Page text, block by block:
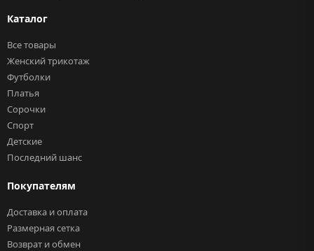
Каталог
Все товары
Женский трикотаж
Футболки
Платья
Сорочки
Спорт
Детские
Последний шанс
Покупателям
Доставка и оплата
Размерная сетка
Возврат и обмен